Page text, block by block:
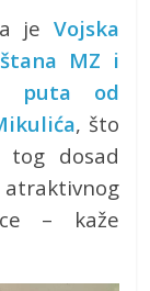
je Vojska
MZ i
puta od
, što
tog dosad
– kaže